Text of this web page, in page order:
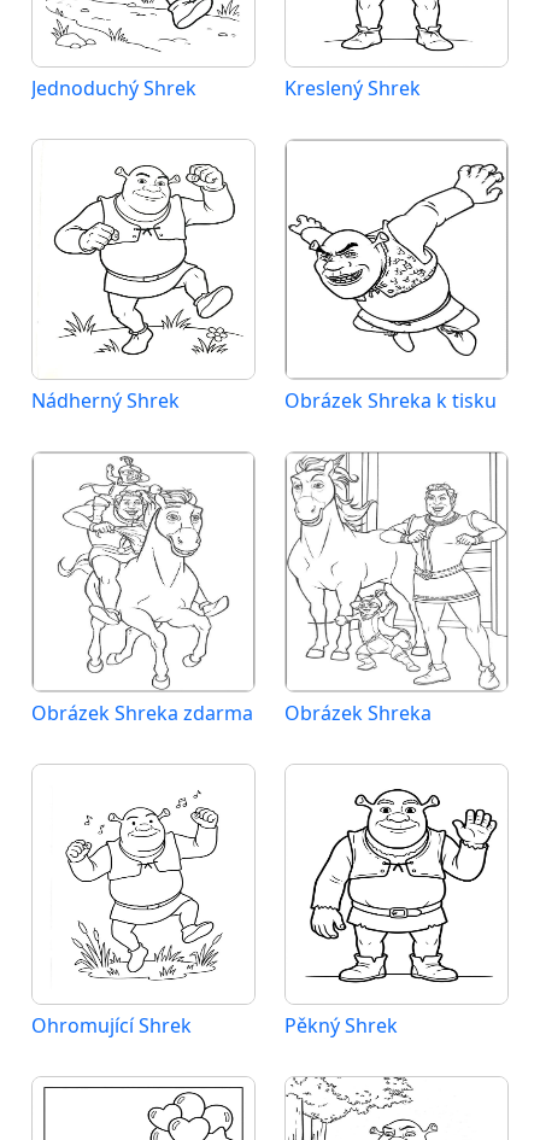
Jednoduchý Shrek Kreslený Shrek
Nádherný Shrek Obrázek Shreka k tisku
Obrázek Shreka zdarma Obrázek Shreka
Ohromující Shrek Pěkný Shrek